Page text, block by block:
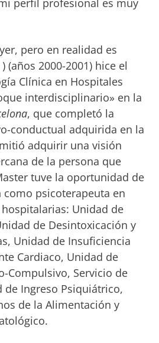
perfil profesional es muy
pero en realidad es
(años 2000-2001) hice el
Clínica en Hospitales
interdisciplinario» en la
, que completó la
conductual adquirida en la
adquirir una visión
de la persona que
tuve la oportunidad de
psicoterapeuta en
Unidad de
de Desintoxicación y
Unidad de Insuficiencia
Cardiaco, Unidad de
Compulsivo, Servicio de
de Ingreso Psiquiátrico,
de la Alimentación y